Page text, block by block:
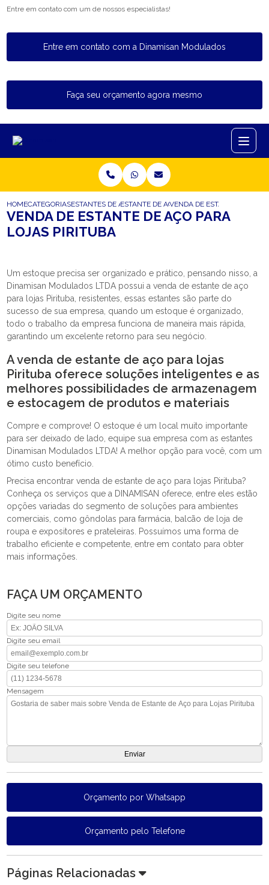
Entre em contato com um de nossos especialistas!
Entre em contato com a Dinamisan Modulados
Faça seu orçamento agora mesmo
HOMECATEGORIASESTANTES DE ACOESTANTE DE ACO PARA ESTOQUE
VENDA DE ESTANTE DE ACO
VENDA DE ESTANTE DE AÇO PARA
LOJAS PIRITUBA
Um estoque precisa ser organizado e prático, pensando nisso, a
Dinamisan Modulados LTDA possui a venda de estante de aço
para lojas Pirituba, resistentes, essas estantes são parte do
sucesso de sua empresa, quando um estoque é organizado,
todo o trabalho da empresa funciona de maneira mais rápida,
garantindo um excelente retorno para seu negócio.
A venda de estante de aço para lojas
Pirituba oferece soluções inteligentes e as
melhores possibilidades de armazenagem
e estocagem de produtos e materiais
Compre e comprove! O estoque é um local muito importante
para ser deixado de lado, equipe sua empresa com as estantes
Dinamisan Modulados LTDA! A melhor opção para você, com um
ótimo custo benefício.
Precisa encontrar venda de estante de aço para lojas Pirituba?
Conheça os serviços que a DINAMISAN oferece, entre eles estão
opções variadas do segmento de soluções para ambientes
comerciais, como gôndolas para farmácia, balcão de loja de
roupa e expositores e prateleiras. Possuímos uma forma de
trabalho eficiente e competente, entre em contato para obter
mais informações.
FAÇA UM ORÇAMENTO
Digite seu nome
Digite seu email
Digite seu telefone
Mensagem
Orçamento por Whatsapp
Orçamento pelo Telefone
Páginas Relacionadas